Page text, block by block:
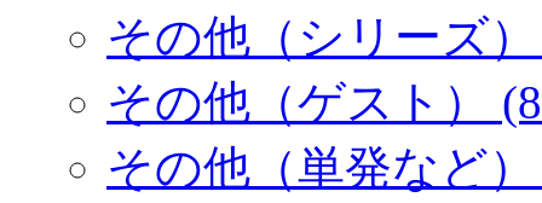
その他（シリーズ
その他（ゲスト）
その他（単発など